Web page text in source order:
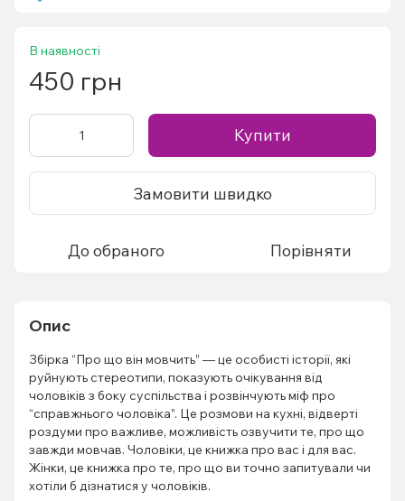
В наявності
450 грн
Купити
Замовити швидко
До обраного Порівняти
Опис
Збірка “Про що він мовчить” — це особисті історії, які
руйнують стереотипи, показують очікування від
чоловіків з боку суспільства і розвінчують міф про
“справжнього чоловіка”. Це розмови на кухні, відверті
роздуми про важливе, можливість озвучити те, про що
завжди мовчав. Чоловіки, це книжка про вас і для вас.
Жінки, це книжка про те, про що ви точно запитували чи
хотіли б дізнатися у чоловіків.